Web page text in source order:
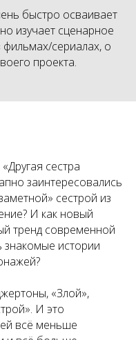
быстро осваивает
изучает сценарное
фильмах/сериалах, о
проекта.
сестра
заинтересовались
сестрой из
И как новый
тренд современной
знакомые истории
«Злой»,
И это
всё меньше